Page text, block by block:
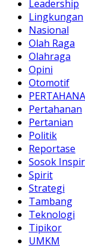
Leadership
Lingkungan
Nasional
Olah Raga
Olahraga
Opini
Otomotif
Pertahanan
Pertanian
Politik
Reportase
Sosok
Spirit
Strategi
Tambang
Teknologi
Tipikor
UMKM